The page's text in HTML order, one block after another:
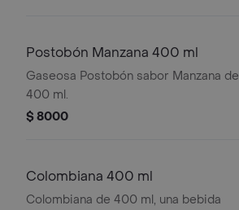
Postobón Manzana 400 ml
Gaseosa Postobón sabor Manzana de
400 ml.
$ 8000
Colombiana 400 ml
Colombiana de 400 ml, una bebida